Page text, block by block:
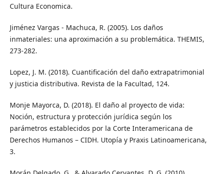
Cultura Economica.
Jiménez Vargas - Machuca, R. (2005). Los daños
inmateriales: una aproximación a su problemática. THEMIS,
273-282.
Lopez, J. M. (2018). Cuantificación del daño extrapatrimonial
y justicia distributiva. Revista de la Facultad, 124.
Monje Mayorca, D. (2018). El daño al proyecto de vida:
Noción, estructura y protección jurídica según los
parámetros establecidos por la Corte Interamericana de
Derechos Humanos – CIDH. Utopía y Praxis Latinoamericana,
3.